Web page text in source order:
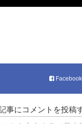
Facebook